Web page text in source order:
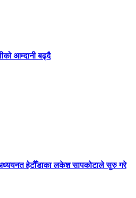
आम्दानी बढ्दै
हेटौँडाका लकेश सापकोटाले सुरु गरे